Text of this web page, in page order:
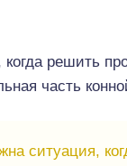
когда решить
часть
ситуация,